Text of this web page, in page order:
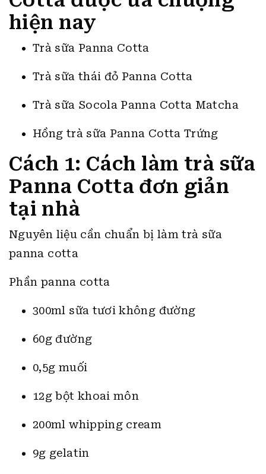
hiện nay
Trà sữa Panna Cotta
Trà sữa thái đỏ Panna Cotta
Trà sữa Socola Panna Cotta Matcha
Hồng trà sữa Panna Cotta Trứng
Cách 1: Cách làm trà sữa
Panna Cotta đơn giản
tại nhà
Nguyên liệu cần chuẩn bị làm trà sữa
panna cotta
Phần panna cotta
300ml sữa tươi không đường
60g đường
0,5g muối
12g bột khoai môn
200ml whipping cream
9g gelatin